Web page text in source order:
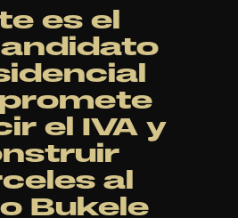
es el
el IVA y
al
Bukele